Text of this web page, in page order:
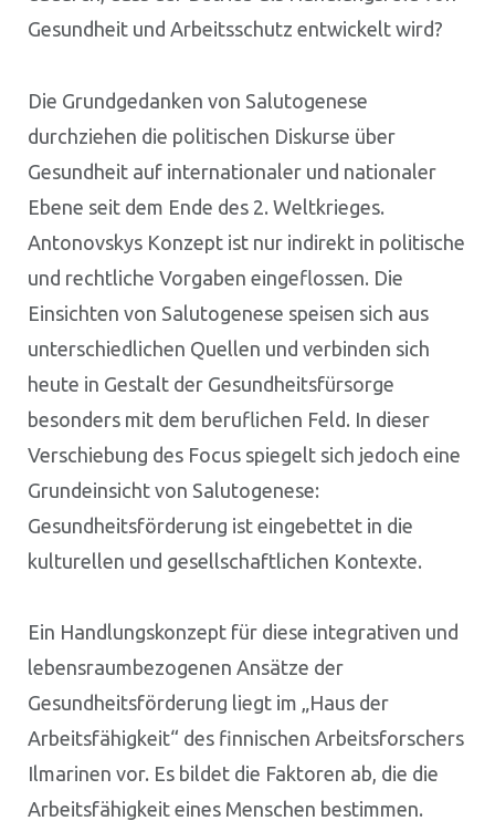
Gesundheit und Arbeitsschutz entwickelt wird?
Die Grundgedanken von Salutogenese
durchziehen die politischen Diskurse über
Gesundheit auf internationaler und nationaler
Ebene seit dem Ende des 2. Weltkrieges.
Antonovskys Konzept ist nur indirekt in politische
und rechtliche Vorgaben eingeflossen. Die
Einsichten von Salutogenese speisen sich aus
unterschiedlichen Quellen und verbinden sich
heute in Gestalt der Gesundheitsfürsorge
besonders mit dem beruflichen Feld. In dieser
Verschiebung des Focus spiegelt sich jedoch eine
Grundeinsicht von Salutogenese:
Gesundheitsförderung ist eingebettet in die
kulturellen und gesellschaftlichen Kontexte.
Ein Handlungskonzept für diese integrativen und
lebensraumbezogenen Ansätze der
Gesundheitsförderung liegt im „Haus der
Arbeitsfähigkeit“ des finnischen Arbeitsforschers
Ilmarinen vor. Es bildet die Faktoren ab, die die
Arbeitsfähigkeit eines Menschen bestimmen.